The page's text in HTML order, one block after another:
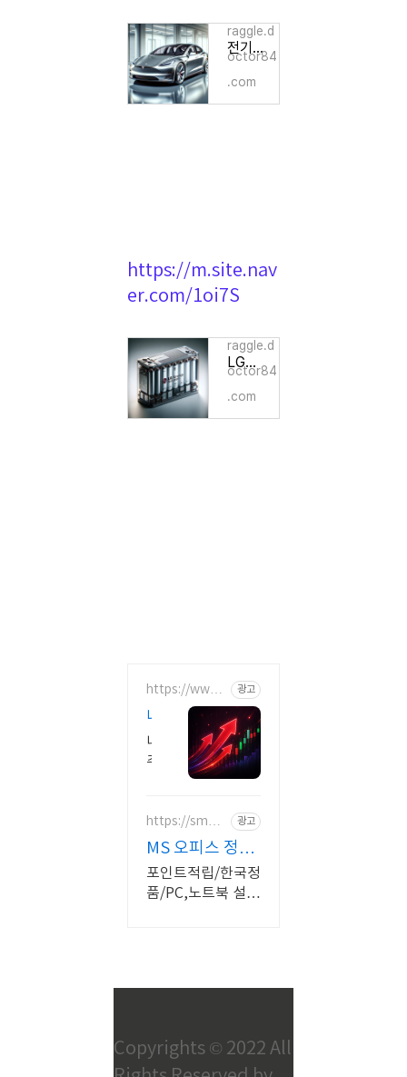
전기차 시장 부진과 주가 전망: 에코프로와 테슬라 분석
raggle.d
octor84
.com
https://m.site.nav
er.com/1oi7S
LG에너지솔루션 주가 하락 원인과 미래 전망
raggle.d
octor84
.com
https://www.
plankor.kr/
광고
내
종
목
무
료
분
석
리
포
내
주
금
물
있
다
로
종
https://smart
store.naver.c
om/sbcore
광고
MS 오피스 정품
인증점
포인트적립/한국정
품/PC,노트북 설
Copyrights © 2022 All